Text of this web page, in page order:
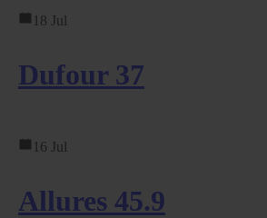
18 Jul
Dufour 37
16 Jul
Allures 45.9